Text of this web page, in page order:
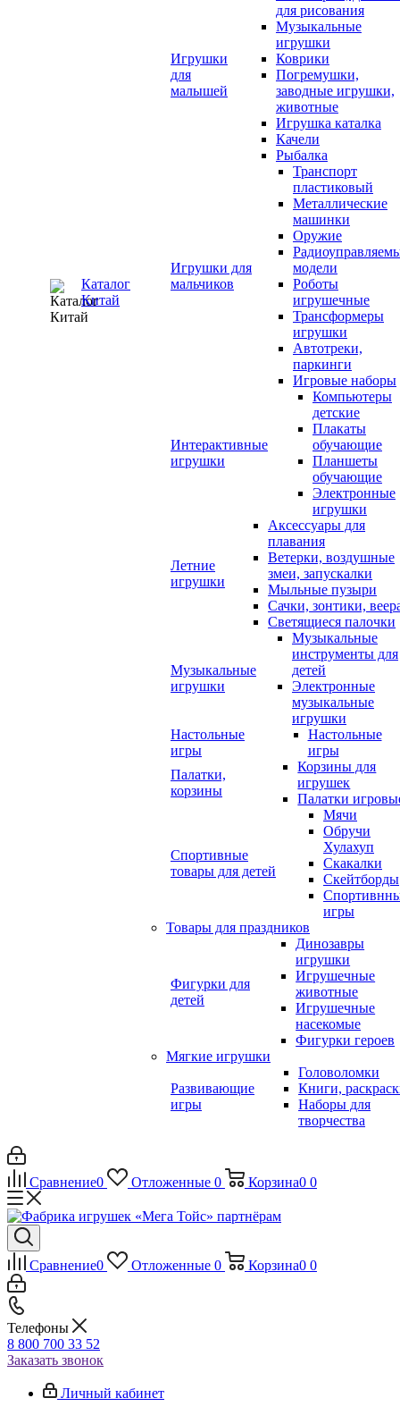
Каталог
Китай
Игрушки
для
малышей
для рисования
Музыкальные
игрушки
Коврики
Погремушки,
заводные игрушки,
животные
Игрушка каталка
Качели
Рыбалка
Игрушки для
мальчиков
Транспорт
пластиковый
Металлические
машинки
Оружие
модели
Роботы
игрушечные
Трансформеры
игрушки
Автотреки,
паркинги
Игровые наборы
Интерактивные
игрушки
Компьютеры
детские
Плакаты
обучающие
Планшеты
обучающие
Электронные
игрушки
Летние
игрушки
Аксессуары для
плавания
Ветерки, воздушные
змеи, запускалки
Мыльные пузыри
Сачки, зонтики,
Светящиеся палочки
Музыкальные
игрушки
Музыкальные
инструменты для
детей
Электронные
музыкальные
игрушки
Настольные
игры
Настольные
игры
Палатки,
корзины
Корзины для
игрушек
Палатки
Спортивные
товары для детей
Мячи
Обручи
Хулахуп
Скакалки
Скейтборды
игры
Товары для праздников
Фигурки для
детей
Динозавры
игрушки
Игрушечные
животные
Игрушечные
насекомые
Фигурки героев
Мягкие игрушки
Развивающие
игры
Головоломки
Книги,
Наборы для
творчества
Сравнение0 Отложенные 0 Корзина0 0
Сравнение0 Отложенные 0 Корзина0 0
Телефоны
8 800 700 33 52
Заказать звонок
Личный кабинет